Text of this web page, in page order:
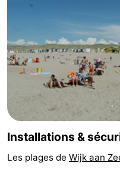
Kennermerland
Zandvoort
Hollande-
Méridionale
Leiden
Bollenstreek
Nature
-
Installations &
Les plages de Wijk aan